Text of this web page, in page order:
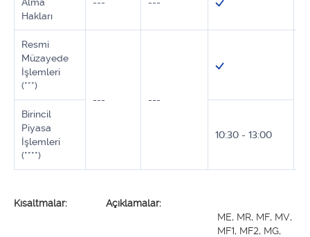
Hakları
Resmi
Müzayede
İşlemleri
(***)
---
---
Birincil
Piyasa
İşlemleri
(****)
10:30 - 13:00
Kısaltmalar: Açıklamalar:
ME, MR, MF, MV,
MF1, MF2, MG,